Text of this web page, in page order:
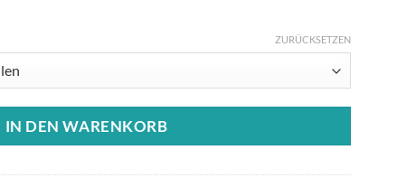
ZURÜCKSETZEN
IN DEN WARENKORB